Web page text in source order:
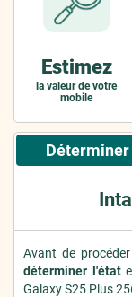
Estimez
la valeur de votre
mobile
Avant de
déterminer l'état
Galaxy S25 Plus